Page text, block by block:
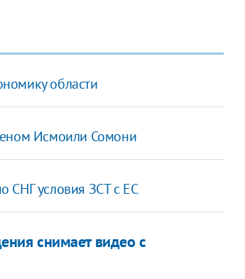
области
Исмоили Сомони
СНГ условия ЗСТ с ЕС
снимает видео с